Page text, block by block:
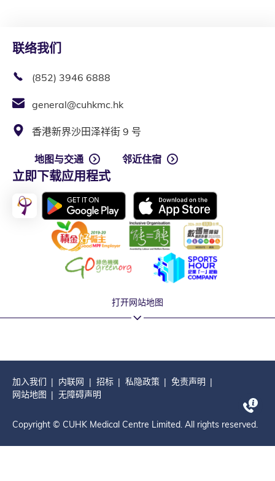
联络我们
(852) 3946 6888
general@cuhkmc.hk
香港新界沙田泽祥街 9 号
地图与交通 邻近住宿
立即下载应用程式
打开网站地图
加入我们 内联网 招标 私隐政策
免责声明
网站地图
无障碍声明
Copyright © CUHK Medical Centre Limited. All rights reserved.